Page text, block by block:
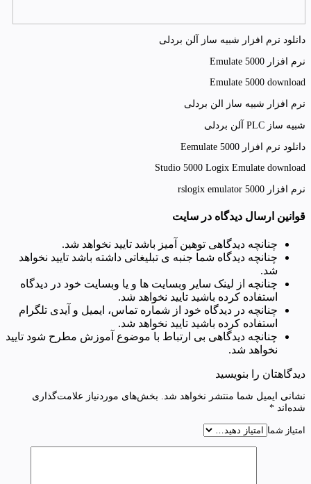
دانلود نرم افزار شبیه ساز آلن بردلی
نرم افزار Emulate 5000
Emulate 5000 download
نرم افزار شبیه ساز الن بردلی
شبیه ساز PLC آلن بردلی
دانلود نرم افزار Eemulate 5000
Studio 5000 Logix Emulate download
نرم افزار rslogix emulator 5000
قوانین ارسال دیدگاه در سایت
چنانچه دیدگاهی توهین آمیز باشد تایید نخواهد شد.
چنانچه دیدگاه شما جنبه ی تبلیغاتی داشته باشد تایید نخواهد
شد.
چنانچه از لینک سایر وبسایت ها و یا وبسایت خود در دیدگاه
استفاده کرده باشید تایید نخواهد شد.
چنانچه در دیدگاه خود از شماره تماس، ایمیل و آیدی تلگرام
استفاده کرده باشید تایید نخواهد شد.
چنانچه دیدگاهی بی ارتباط با موضوع آموزش مطرح شود تایید
نخواهد شد.
دیدگاهتان را بنویسید
نشانی ایمیل شما منتشر نخواهد شد. بخش‌های موردنیاز علامت‌گذاری
شده‌اند *
امتیاز شما